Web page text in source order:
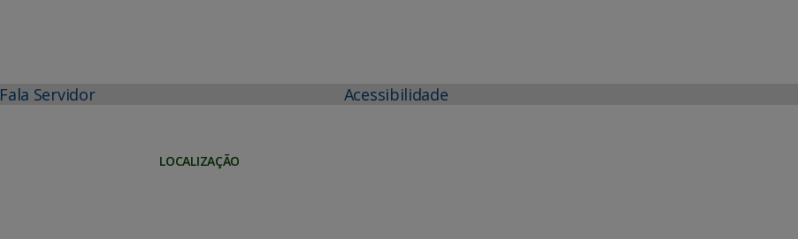
Fala Servidor Acessibilidade
LOCALIZAÇÃO